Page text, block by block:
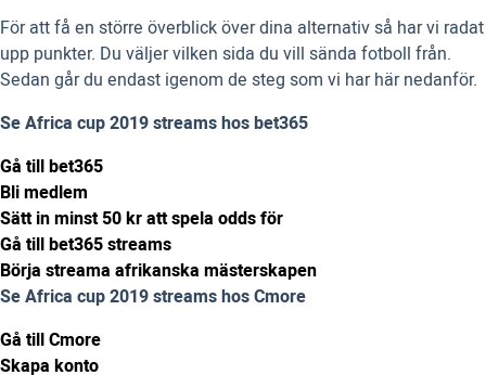
För att få en större överblick över dina alternativ så har vi radat
upp punkter. Du väljer vilken sida du vill sända fotboll från.
Sedan går du endast igenom de steg som vi har här nedanför.
Se Africa cup 2019 streams hos bet365
Gå till bet365
Bli medlem
Sätt in minst 50 kr att spela odds för
Gå till bet365 streams
Börja streama afrikanska mästerskapen
Se Africa cup 2019 streams hos Cmore
Gå till Cmore
Skapa konto